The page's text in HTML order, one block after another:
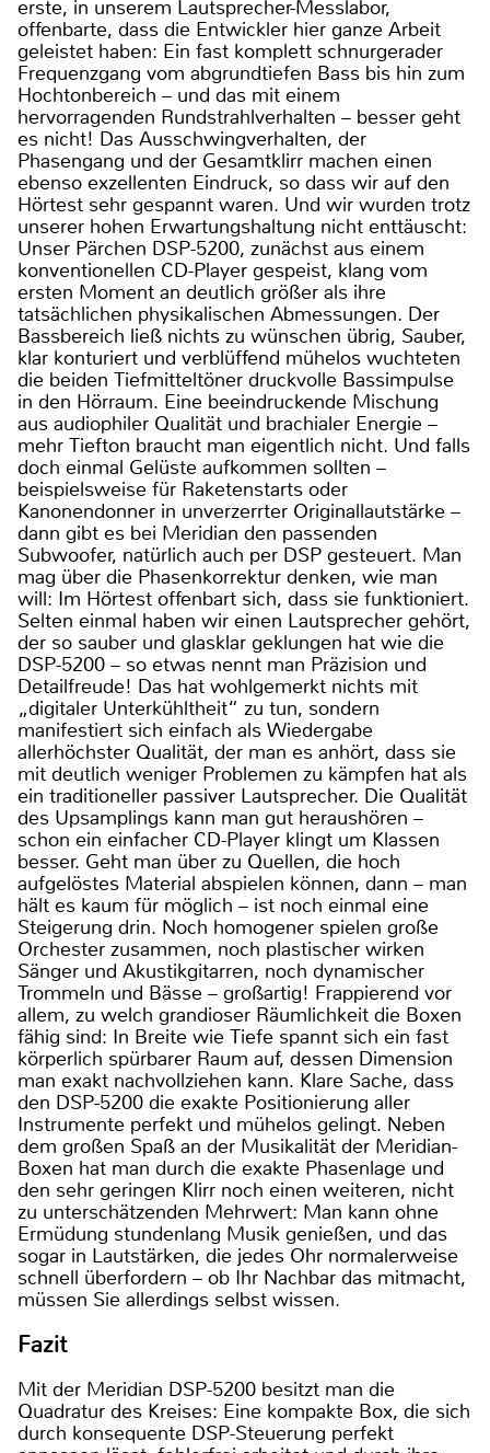
erste, in unserem Lautsprecher-Messlabor,
offenbarte, dass die Entwickler hier ganze Arbeit
geleistet haben: Ein fast komplett schnurgerader
Frequenzgang vom abgrundtiefen Bass bis hin zum
Hochtonbereich – und das mit einem
hervorragenden Rundstrahlverhalten – besser geht
es nicht! Das Ausschwingverhalten, der
Phasengang und der Gesamtklirr machen einen
ebenso exzellenten Eindruck, so dass wir auf den
Hörtest sehr gespannt waren. Und wir wurden trotz
unserer hohen Erwartungshaltung nicht enttäuscht:
Unser Pärchen DSP-5200, zunächst aus einem
konventionellen CD-Player gespeist, klang vom
ersten Moment an deutlich größer als ihre
tatsächlichen physikalischen Abmessungen. Der
Bassbereich ließ nichts zu wünschen übrig, Sauber,
klar konturiert und verblüffend mühelos wuchteten
die beiden Tiefmitteltöner druckvolle Bassimpulse
in den Hörraum. Eine beeindruckende Mischung
aus audiophiler Qualität und brachialer Energie –
mehr Tiefton braucht man eigentlich nicht. Und falls
doch einmal Gelüste aufkommen sollten –
beispielsweise für Raketenstarts oder
Kanonendonner in unverzerrter Originallautstärke –
dann gibt es bei Meridian den passenden
Subwoofer, natürlich auch per DSP gesteuert. Man
mag über die Phasenkorrektur denken, wie man
will: Im Hörtest offenbart sich, dass sie funktioniert.
Selten einmal haben wir einen Lautsprecher gehört,
der so sauber und glasklar geklungen hat wie die
DSP-5200 – so etwas nennt man Präzision und
Detailfreude! Das hat wohlgemerkt nichts mit
„digitaler Unterkühltheit“ zu tun, sondern
manifestiert sich einfach als Wiedergabe
allerhöchster Qualität, der man es anhört, dass sie
mit deutlich weniger Problemen zu kämpfen hat als
ein traditioneller passiver Lautsprecher. Die Qualität
des Upsamplings kann man gut heraushören –
schon ein einfacher CD-Player klingt um Klassen
besser. Geht man über zu Quellen, die hoch
aufgelöstes Material abspielen können, dann – man
hält es kaum für möglich – ist noch einmal eine
Steigerung drin. Noch homogener spielen große
Orchester zusammen, noch plastischer wirken
Sänger und Akustikgitarren, noch dynamischer
Trommeln und Bässe – großartig! Frappierend vor
allem, zu welch grandioser Räumlichkeit die Boxen
fähig sind: In Breite wie Tiefe spannt sich ein fast
körperlich spürbarer Raum auf, dessen Dimension
man exakt nachvollziehen kann. Klare Sache, dass
den DSP-5200 die exakte Positionierung aller
Instrumente perfekt und mühelos gelingt. Neben
dem großen Spaß an der Musikalität der Meridian-
Boxen hat man durch die exakte Phasenlage und
den sehr geringen Klirr noch einen weiteren, nicht
zu unterschätzenden Mehrwert: Man kann ohne
Ermüdung stundenlang Musik genießen, und das
sogar in Lautstärken, die jedes Ohr normalerweise
schnell überfordern – ob Ihr Nachbar das mitmacht,
müssen Sie allerdings selbst wissen.
Fazit
Mit der Meridian DSP-5200 besitzt man die
Quadratur des Kreises: Eine kompakte Box, die sich
durch konsequente DSP-Steuerung perfekt